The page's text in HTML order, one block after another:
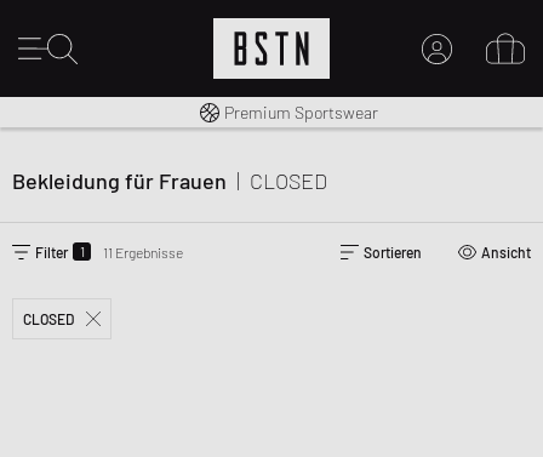
EINEN ACCOUNT ERSTELLEN
Kostenloser Versand nach DE ab € 70
Premium Sportswear
Bekleidung für Frauen | CLOSED
Filter 1 11 Ergebnisse Sortieren Ansicht
CLOSED